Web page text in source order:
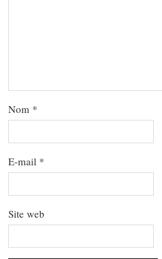
Nom *
E-mail *
Site web